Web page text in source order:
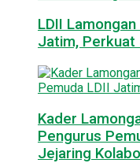
LDII
Jatim, Perkuat
Kader
Pengurus
Jejaring